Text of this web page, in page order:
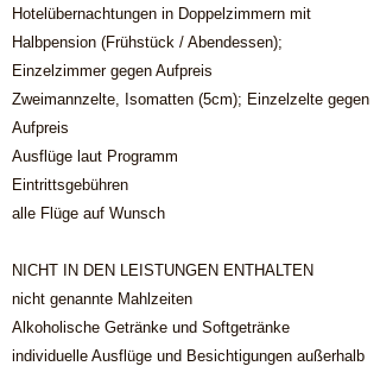
Hotelübernachtungen in Doppelzimmern mit
Halbpension (Frühstück / Abendessen);
Einzelzimmer gegen Aufpreis
Zweimannzelte, Isomatten (5cm); Einzelzelte gegen
Aufpreis
Ausflüge laut Programm
Eintrittsgebühren
alle Flüge auf Wunsch
NICHT IN DEN LEISTUNGEN ENTHALTEN
nicht genannte Mahlzeiten
Alkoholische Getränke und Softgetränke
individuelle Ausflüge und Besichtigungen außerhalb